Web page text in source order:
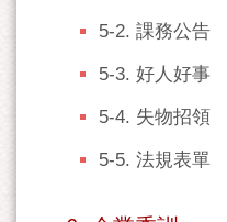
5-2. 課務公告
5-3. 好人好事
5-4. 失物招領
5-5. 法規表單